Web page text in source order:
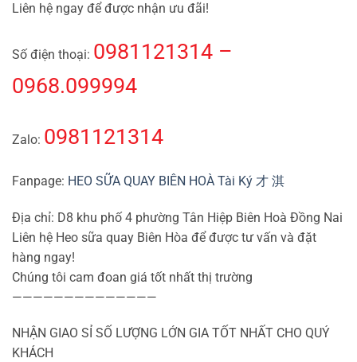
Liên hệ ngay để được nhận ưu đãi!
Số điện thoại: 0981121314 –
0968.099994
Zalo: 0981121314
Fanpage: HEO SỮA QUAY BIÊN HOÀ Tài Ký 才 淇
Địa chỉ: D8 khu phố 4 phường Tân Hiệp Biên Hoà Đồng Nai
Liên hệ Heo sữa quay Biên Hòa để được tư vấn và đặt
hàng ngay!
Chúng tôi cam đoan giá tốt nhất thị trường
——————————————
NHẬN GIAO SỈ SỐ LƯỢNG LỚN GIA TỐT NHẤT CHO QUÝ
KHÁCH